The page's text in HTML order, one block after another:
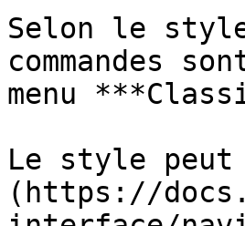
Selon le
commandes
menu
Le style
(https://